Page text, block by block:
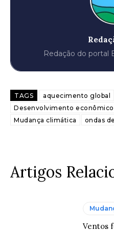
Redação do portal
TAGS aquecimento global
Desenvolvimento econômico
Mudança climática
ondas
Artigos
Ventos